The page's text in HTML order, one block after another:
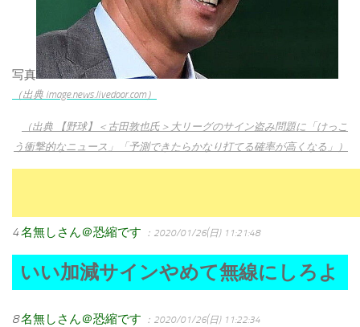
写真
（出典 image.news.livedoor.com）
（出典 【野球】＜古田敦也氏＞大リーグのサイン盗み問題に「けっこ
う衝撃的なニュース」「予測できたらかなり打てる確率が高くなる」）
4名無しさん＠恐縮です ：2020/01/26(日) 11:21:48
いい加減サインやめて無線にしろよ
8名無しさん＠恐縮です ：2020/01/26(日) 11:22:34